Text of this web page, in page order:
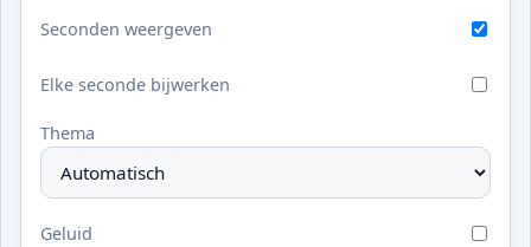
Seconden weergeven
Elke seconde bijwerken
Thema
Geluid